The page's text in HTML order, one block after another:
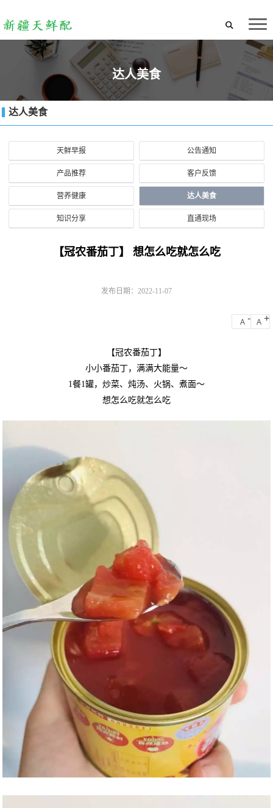
达人美食
达人美食
天鲜早报 公告通知
产品推荐 客户反馈
营养健康 达人美食
知识分享 直通现场
【冠农番茄丁】 想怎么吃就怎么吃
发布日期：2022-11-07
A - A +
【冠农番茄丁】
小小番茄丁，满满大能量～
1餐1罐，炒菜、炖汤、火锅、煮面～
想怎么吃就怎么吃